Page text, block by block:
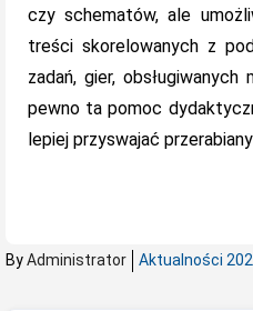
czy schematów, ale
treści skorelowanych z
zadań, gier,
pewno ta pomoc
lepiej przyswajać
ByAdministrator Aktualności